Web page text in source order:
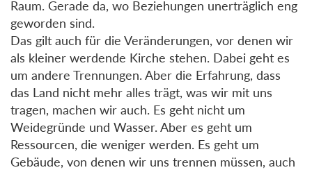
Raum. Gerade da, wo Beziehungen unerträglich eng
geworden sind.
Das gilt auch für die Veränderungen, vor denen wir
als kleiner werdende Kirche stehen. Dabei geht es
um andere Trennungen. Aber die Erfahrung, dass
das Land nicht mehr alles trägt, was wir mit uns
tragen, machen wir auch. Es geht nicht um
Weidegründe und Wasser. Aber es geht um
Ressourcen, die weniger werden. Es geht um
Gebäude, von denen wir uns trennen müssen, auch